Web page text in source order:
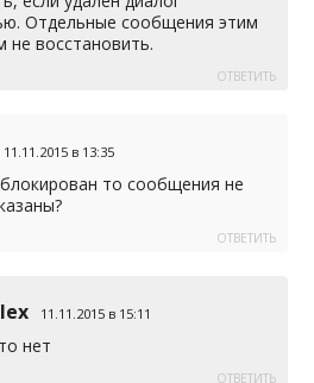
Отдельные сообщения этим
не восстановить.
ОТВЕТИТЬ
11.11.2015 в 13:35
то сообщения не
ОТВЕТИТЬ
11.11.2015 в 15:11
нет
ОТВЕТИТЬ